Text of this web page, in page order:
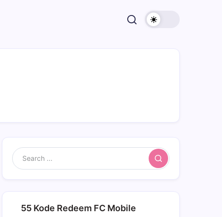
Search
55 Kode Redeem FC Mobile